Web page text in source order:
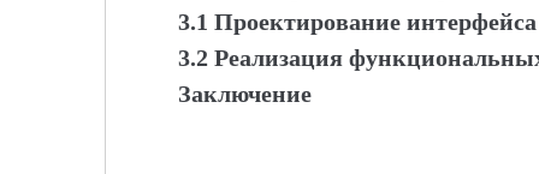
3.1 Проектирование
3.2 Реализация
Заключение